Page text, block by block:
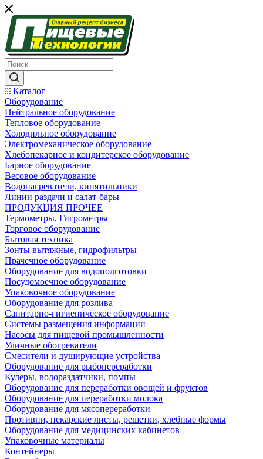
Каталог
Оборудование
Нейтральное оборудование
Тепловое оборудование
Холодильное оборудование
Электромеханическое оборудование
Хлебопекарное и кондитерское оборудование
Барное оборудование
Весовое оборудование
Водонагреватели, кипятильники
Линии раздачи и салат-бары
ПРОДУКЦИЯ ПРОЧЕЕ
Термометры, Гигрометры
Торговое оборудование
Бытовая техника
Зонты вытяжные, гидрофильтры
Прачечное оборудование
Оборудование для водоподготовки
Посудомоечное оборудование
Упаковочное оборудование
Оборудование для розлива
Санитарно-гигиеническое оборудование
Системы размещения информации
Насосы для пищевой промышленности
Уличные обогреватели
Смесители и душирующие устройства
Оборудование для рыбопереработки
Кулеры, водораздатчики, помпы
Оборудование для переработки овощей и фруктов
Оборудование для переработки молока
Оборудование для мясопереработки
Противни, пекарские листы, решетки, хлебные формы
Оборудование для медицинских кабинетов
Упаковочные материалы
Контейнеры